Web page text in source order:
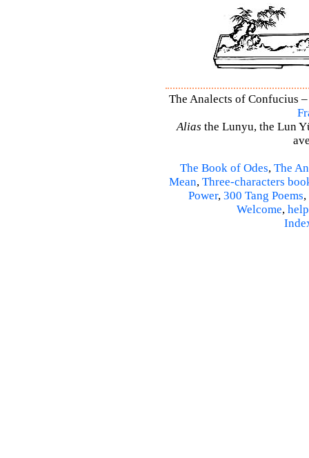
The Analects of Confucius
Alias the Lunyu, the Lun
The Book of Odes, The
Mean, Three-characters
Power, 300 Tang Poems,
Welcome, help